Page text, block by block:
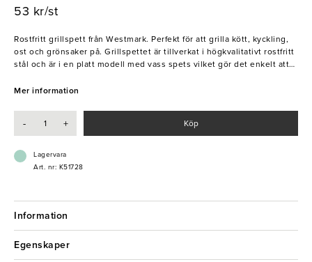
53 kr/st
Rostfritt grillspett från Westmark. Perfekt för att grilla kött, kyckling,
ost och grönsaker på. Grillspettet är tillverkat i högkvalitativt rostfritt
stål och är i en platt modell med vass spets vilket gör det enkelt att
vid tillagning. Dessa spett kan återanvändas många gånger vilket gör
- Hög kvalitet
Mer information
- + Köp
Lagervara
Art. nr: K51728
Information
Egenskaper